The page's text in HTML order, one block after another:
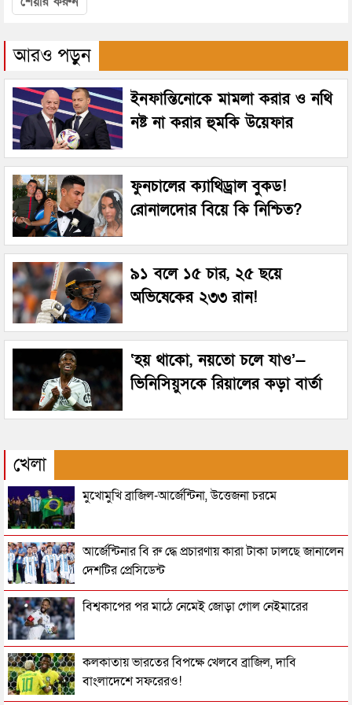
আরও পড়ুন
ইনফান্তিনোকে মামলা করার ও নথি
নষ্ট না করার হুমকি উয়েফার
ফুনচালের ক্যাথিড্রাল বুকড!
রোনালদোর বিয়ে কি নিশ্চিত?
৯১ বলে ১৫ চার, ২৫ ছয়ে
অভিষেকের ২৩৩ রান!
‘হয় থাকো, নয়তো চলে যাও’—
ভিনিসিয়ুসকে রিয়ালের কড়া বার্তা
খেলা
মুখোমুখি ব্রাজিল-আর্জেন্টিনা, উত্তেজনা চরমে
আর্জেন্টিনার বি রু দ্ধে প্রচারণায় কারা টাকা ঢালছে জানালেন
দেশটির প্রেসিডেন্ট
বিশ্বকাপের পর মাঠে নেমেই জোড়া গোল নেইমারের
কলকাতায় ভারতের বিপক্ষে খেলবে ব্রাজিল, দাবি
বাংলাদেশে সফরেরও!